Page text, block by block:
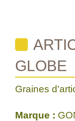
GLOBE
Graines
Marque :